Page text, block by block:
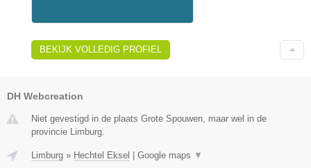
BEKIJK VOLLEDIG PROFIEL
DH Webcreation
Niet gevestigd in de plaats Grote Spouwen, maar wel in de
provincie Limburg.
Limburg » Hechtel Eksel Google maps ▼